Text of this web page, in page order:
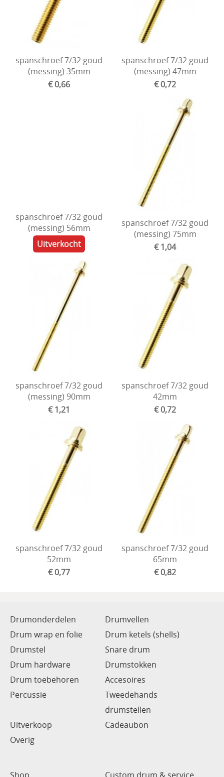
spanschroef 7/32 goud
(messing) 35mm
€ 0,66
spanschroef 7/32 goud
(messing) 47mm
€ 0,72
spanschroef 7/32 goud
(messing) 56mm
Uitverkocht
spanschroef 7/32 goud
(messing) 75mm
€ 1,04
spanschroef 7/32 goud
(messing) 90mm
€ 1,21
spanschroef 7/32 goud
42mm
€ 0,72
spanschroef 7/32 goud
52mm
€ 0,77
spanschroef 7/32 goud
65mm
€ 0,82
Drumonderdelen
Drumvellen
Drum wrap en folie
Drum ketels (shells)
Drumstel
Snare drum
Drum hardware
Drumstokken
Drum toebehoren
Accesoires
Percussie
Tweedehands
drumstellen
Uitverkoop
Cadeaubon
Overig